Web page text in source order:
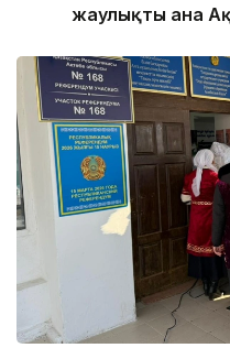
жаулықты ана